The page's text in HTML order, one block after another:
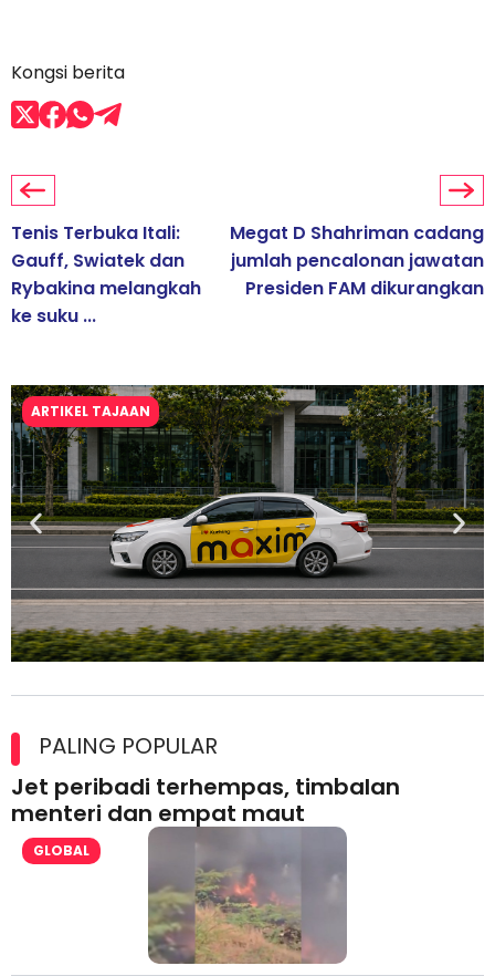
Kongsi berita
Tenis Terbuka Itali:
Gauff, Swiatek dan
Rybakina melangkah
ke suku ...
Megat D Shahriman cadang
jumlah pencalonan jawatan
Presiden FAM dikurangkan
ARTIKEL TAJAAN
lesen separuh pertama 2026
PALING POPULAR
Jet peribadi terhempas, timbalan
menteri dan empat maut
GLOBAL